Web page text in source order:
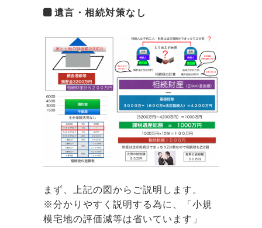
遺言・相続対策なし
まず、上記の図からご説明します。
※分かりやすく説明する為に、「小規
模宅地の評価減等は省いています」